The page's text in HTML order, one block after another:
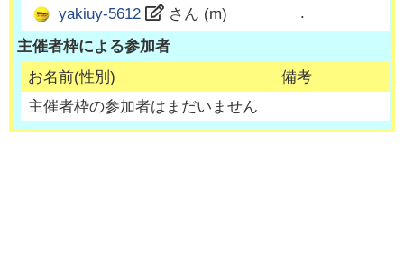
yakiuy-5612
さん (m)
.
主催者枠による参加者
お名前(性別)
備考
主催者枠の参加者はまだいません